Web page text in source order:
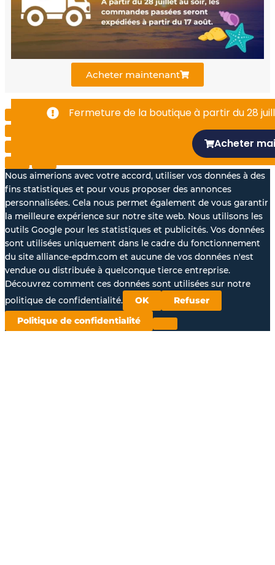
o
o
k
-
b
e
d
i
n
Acheter maintenant
Fermeture de la boutique à partir du 28
Acheter
Nous aimerions avec votre accord, utiliser vos données à des
fins statistiques et pour vous proposer des annonces
personnalisées. Cela nous permet également de vous garantir
la meilleure expérience sur notre site web. Nous utilisons les
outils Google pour les statistiques et publicités. Vos données
sont utilisées uniquement dans le cadre du fonctionnement
du site alliance-epdm.com et aucune de vos données n'est
vendue ou distribuée à quelconque tierce entreprise.
Découvrez comment ces données sont utilisées sur notre
politique de confidentialité.
OK Refuser
Politique de confidentialité